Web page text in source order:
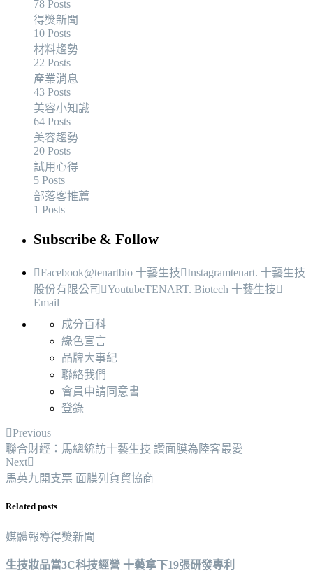
78 Posts
得獎新聞
10 Posts
材料趨勢
22 Posts
產業消息
43 Posts
美容小知識
64 Posts
美容趨勢
20 Posts
試用心得
5 Posts
部落客推薦
1 Posts
Subscribe & Follow
Facebook@tenartbio 十藝生技 Instagramtenart. 十藝生技
股份有限公司
YoutubeTENART. Biotech 十藝生技
Email
成分百科
綠色宣言
品牌大事紀
聯絡我們
會員申請同意書
登錄
Previous
聯合財經：馬總統訪十藝生技 讚面膜為陸客最愛
Next
馬英九開支票 面膜列貨貿協商
Related posts
媒體報導得獎新聞
生技妝品當3C科技經營 十藝拿下19張研發專利